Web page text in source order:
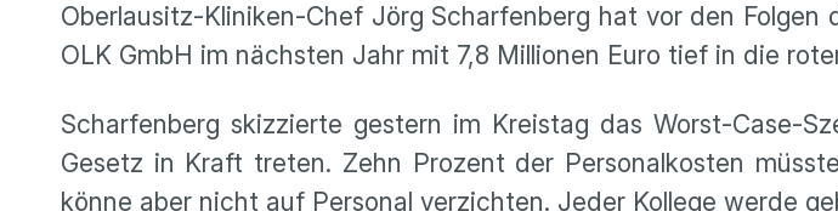
Oberlausitz-Kliniken-Chef Jörg Scharfenberg hat vor den
OLK GmbH im nächsten Jahr mit 7,8 Millionen Euro tief in die
Scharfenberg skizzierte gestern im Kreistag das Worst-Case-
Gesetz in Kraft treten. Zehn Prozent der Personalkosten
könne aber nicht auf Personal verzichten. Jeder Kollege werde